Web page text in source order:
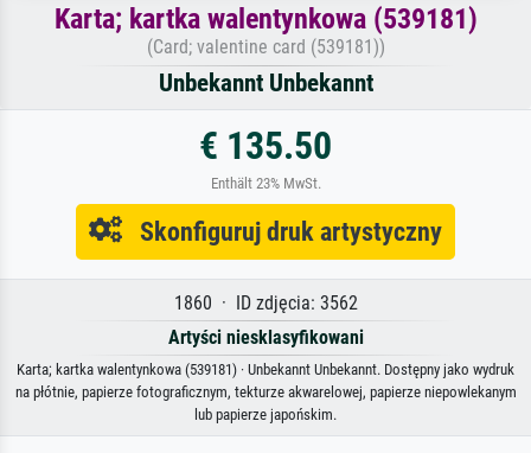
Karta; kartka walentynkowa (539181)
(Card; valentine card (539181))
Unbekannt Unbekannt
€ 135.50
Enthält 23% MwSt.
Skonfiguruj druk artystyczny
1860 · ID zdjęcia: 3562
Artyści niesklasyfikowani
Karta; kartka walentynkowa (539181) · Unbekannt Unbekannt. Dostępny jako wydruk
na płótnie, papierze fotograficznym, tekturze akwarelowej, papierze niepowlekanym
lub papierze japońskim.